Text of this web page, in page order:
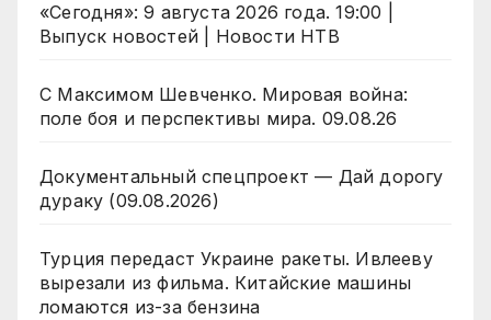
«Сегодня»: 9 августа 2026 года. 19:00 |
Выпуск новостей | Новости НТВ
С Максимом Шевченко. Мировая война:
поле боя и перспективы мира. 09.08.26
Документальный спецпроект — Дай дорогу
дураку (09.08.2026)
Турция передаст Украине ракеты. Ивлееву
вырезали из фильма. Китайские машины
ломаются из-за бензина